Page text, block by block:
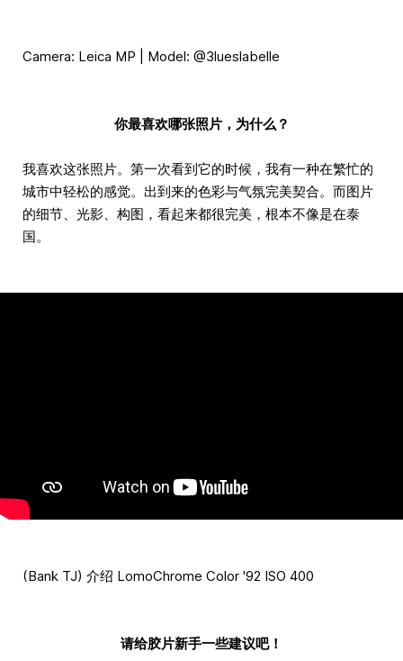
Camera: Leica MP | Model: @3lueslabelle
你最喜欢哪张照片，为什么？
我喜欢这张照片。第一次看到它的时候，我有一种在繁忙的
城市中轻松的感觉。出到来的色彩与气氛完美契合。而图片
的细节、光影、构图，看起来都很完美，根本不像是在泰
国。
(Bank TJ) 介绍 LomoChrome Color '92 ISO 400
请给胶片新手一些建议吧！